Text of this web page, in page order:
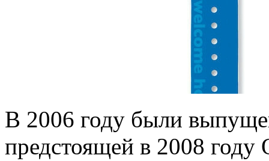
В 2006 году были
предстоящей в 2008